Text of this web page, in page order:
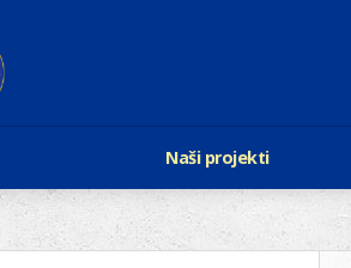
Naši projekti
LCIF
Razmjena mladeži i